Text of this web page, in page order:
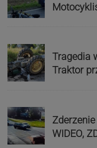
Tragedia
Traktor
WIDEO,